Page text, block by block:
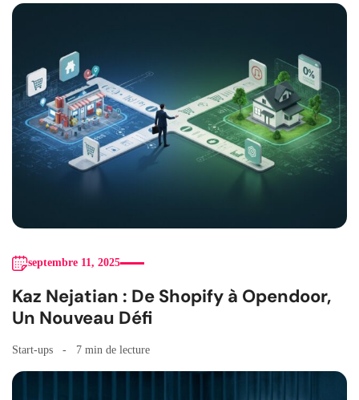
septembre 11, 2025
Kaz Nejatian : De Shopify à Opendoor,
Un Nouveau Défi
Start-ups 7 min de lecture